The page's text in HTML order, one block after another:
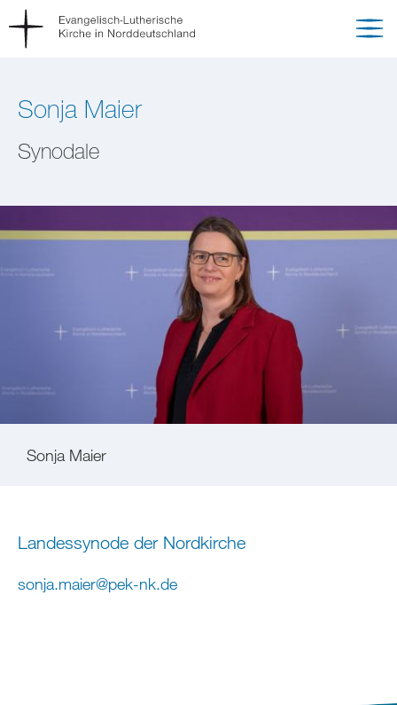
Sonja Maier
Synodale
Sonja Maier
Landessynode der Nordkirche
sonja.maier@pek-nk.de